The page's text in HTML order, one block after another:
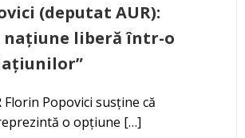
(deputat AUR):
națiune liberă într-o
Popovici susține că
o opțiune […]